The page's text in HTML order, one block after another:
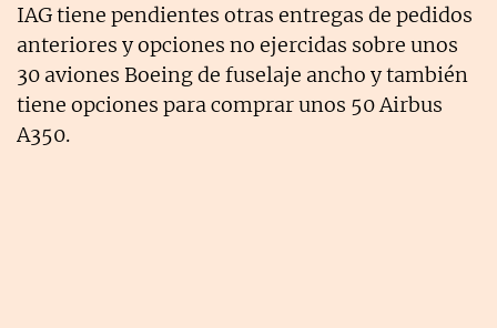
IAG tiene pendientes otras entregas de pedidos
anteriores y opciones no ejercidas sobre unos
30 aviones Boeing de fuselaje ancho y también
tiene opciones para comprar unos 50 Airbus
A350.